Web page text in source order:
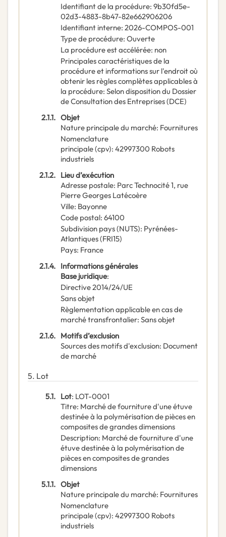
Identifiant de la procédure: 9b30fd5e-
02d3-4883-8b47-82e662906206
Identifiant interne: 2026-COMPOS-001
Type de procédure: Ouverte
La procédure est accélérée: non
Principales caractéristiques de la
procédure et informations sur l'endroit où
obtenir les règles complètes applicables à
la procédure: Selon disposition du Dossier
de Consultation des Entreprises (DCE)
2.1.1. Objet
Nature principale du marché: Fournitures
Nomenclature
principale(cpv): 42997300 Robots
industriels
2.1.2. Lieu d’exécution
Adresse postale: Parc Technocité1, rue
Pierre Georges Latécoère
Ville: Bayonne
Code postal: 64100
Subdivision pays (NUTS): Pyrénées-
Atlantiques(FRI15)
Pays: France
2.1.4. Informations générales
Base juridique:
Directive 2014/24/UE
Sans objet
Règlementation applicable en cas de
marché transfrontalier: Sans objet
2.1.6. Motifs d’exclusion
Sources des motifs d'exclusion: Document
de marché
5. Lot
5.1. Lot: LOT-0001
Titre: Marché de fourniture d'une étuve
destinée à la polymérisation de pièces en
composites de grandes dimensions
Description: Marché de fourniture d'une
étuve destinée à la polymérisation de
pièces en composites de grandes
dimensions
5.1.1. Objet
Nature principale du marché: Fournitures
Nomenclature
principale(cpv): 42997300 Robots
industriels